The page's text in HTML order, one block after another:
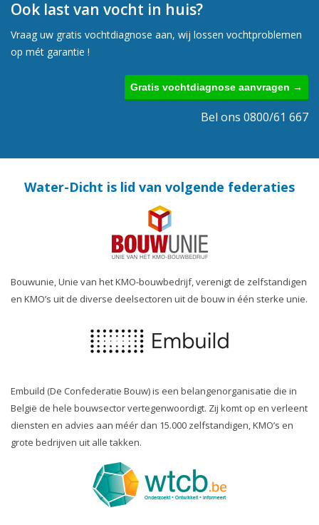
Ook last van vocht in huis?
Vraag uw gratis vochtdiagnose aan, wij lossen vochtproblemen
op mét garantie !
Gratis vochtdiagnose aanvragen →
Bel ons 0800/61 667
Water-Dicht is lid van volgende federaties
Bouwunie, Unie van het KMO-bouwbedrijf, verenigt de zelfstandigen
en KMO’s uit de diverse deelsectoren uit de bouw in één sterke unie.
Embuild (De Confederatie Bouw) is een belangenorganisatie die in
België de hele bouwsector vertegenwoordigt. Zij komt op en verleent
diensten en advies aan méér dan 15.000 zelfstandigen, KMO’s en
grote bedrijven uit alle takken.